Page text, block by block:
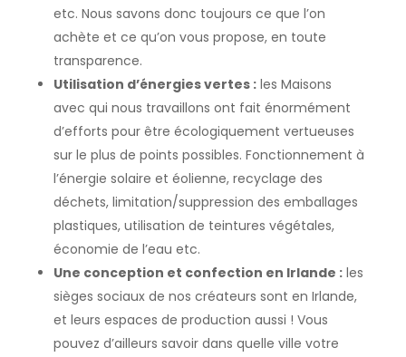
etc. Nous savons donc toujours ce que l’on
achète et ce qu’on vous propose, en toute
transparence.
Utilisation d’énergies vertes :les Maisons
avec qui nous travaillons ont fait énormément
d’efforts pour être écologiquement vertueuses
sur le plus de points possibles. Fonctionnement à
l’énergie solaire et éolienne, recyclage des
déchets, limitation/suppression des emballages
plastiques, utilisation de teintures végétales,
économie de l’eau etc.
Une conception et confection en Irlande :les
sièges sociaux de nos créateurs sont en Irlande,
et leurs espaces de production aussi ! Vous
pouvez d’ailleurs savoir dans quelle ville votre